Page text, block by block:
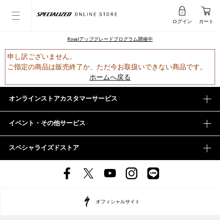
ログイン カート
Rovalアップグレードプログラム開催中
申し訳ございません。
ご指定の商品は販売終了か、ただ今お取扱いできない商品です。
ホームへ戻る
オンラインストアカスタマーサービス
イベント・その他サービス
スペシャライズドストア
オフィシャルサイト